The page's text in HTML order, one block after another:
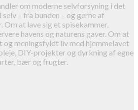
om moderne selvforsyning i det
selv – fra bunden – og gerne af
Om at lave sig et spisekammer,
havens og naturens gaver. Om at
meningsfyldt liv med hjemmelavet
DIY-projekter og dyrkning af egne
bær og frugter.